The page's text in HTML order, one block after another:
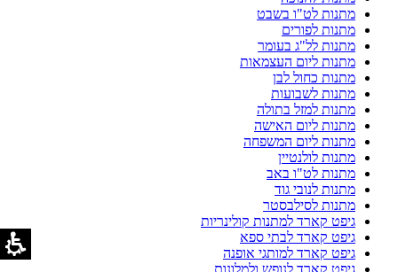
מתנות לט"ו בשבט
מתנות לפורים
מתנות לל"ג בעומר
מתנות ליום העצמאות
מתנות כחול לבן
מתנות לשבועות
מתנות למזל בתולה
מתנות ליום האישה
מתנות ליום המשפחה
מתנות לולנטיין
מתנות לט"ו באב
מתנות לנובי גוד
מתנות לסילבסטר
גיפט קארד למתנות קולינריות
גיפט קארד לבתי ספא
גיפט קארד למותגי אופנה
גיפט קארד לנופש ולמלונות